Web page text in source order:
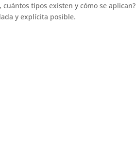
tipos existen y cómo se aplican?
y explícita posible.